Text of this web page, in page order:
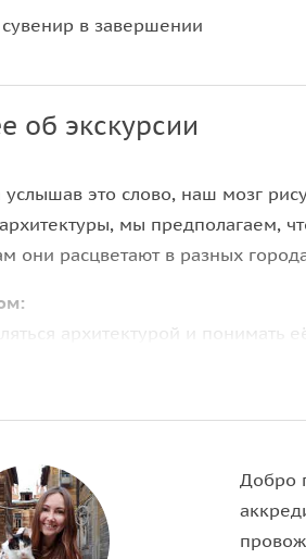
в завершении
об экскурсии
это слово, наш мозг
мы предполагаем,
они расцветают в разных
архитектурой и понимать
помещали портреты
тюрьмы
тайных символов и
матрешку, прячущее в себе
Добро